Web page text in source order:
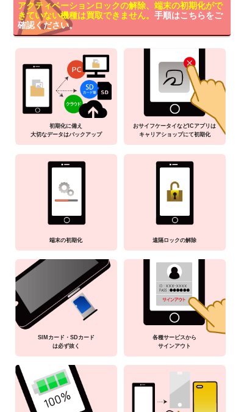
アクティベーションロックの解除、端末の初期化がで
きていない機種は買取できません。 手順はこちらをご
確認ください。
初期化に備え
大切なデータはバックアップ
おサイフケータイなどICアプリは
キャリアショップにて初期化
端末の初期化 遠隔ロックの解除
SIMカード・SDカード
は必ず抜く
各種サービスから
サインアウト